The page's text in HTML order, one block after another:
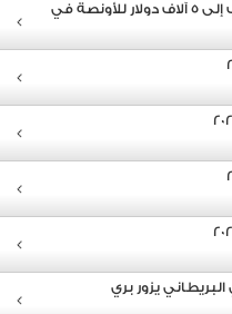
توقّعات بارتفاع الذهب إلى 5 آلاف دولار للأونصة في
يزور بري